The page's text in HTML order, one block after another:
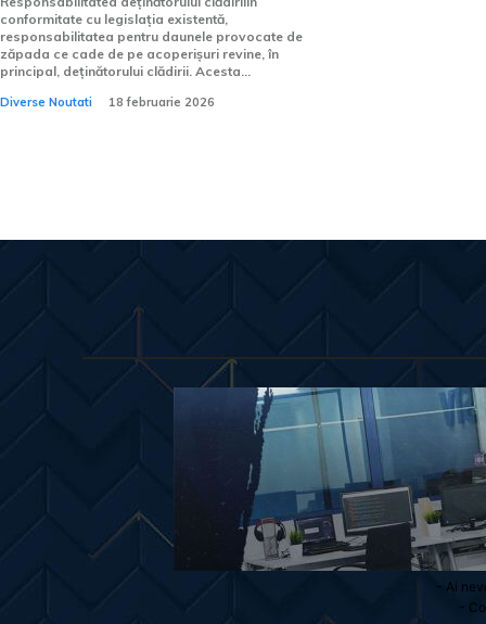
conformitate cu legislația existentă,
responsabilitatea pentru daunele provocate de
zăpada ce cade de pe acoperișuri revine, în
principal, deținătorului clădirii. Acesta...
Diverse Noutati 18 februarie 2026
- Ai
-